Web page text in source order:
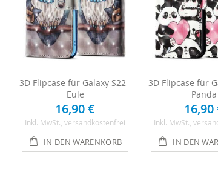
3D Flipcase für Galaxy S22 -
Eule
16,90 €
Inkl. MwSt. , versandkostenfrei
IN DEN WARENKORB
3D Flipcase für
Panda
16,90
Inkl. MwSt. ,
IN DEN